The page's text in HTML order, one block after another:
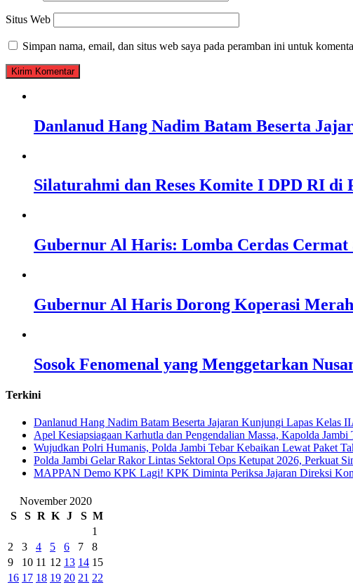
Situs Web
Simpan nama, email, dan situs web saya pada peramban ini untuk
Danlanud Hang Nadim Batam Beserta
Silaturahmi dan Reses Komite I DPD RI di
Gubernur Al Haris: Lomba Cerdas Cermat
Gubernur Al Haris Dorong Koperasi
Sosok Fenomenal yang Menggetarkan
Terkini
Danlanud Hang Nadim Batam Beserta Jajaran Kunjungi Lapas Kelas
Apel Kesiapsiagaan Karhutla dan Pengendalian Massa, Kapolda
Wujudkan Polri Humanis, Polda Jambi Tebar Kebaikan Lewat Paket
Polda Jambi Gelar Rakor Lintas Sektoral Ops Ketupat 2026, Perkuat
‎MAPPAN Demo KPK Lagi! KPK Diminta Periksa Jajaran Direksi
November 2020
S
S R K J S M
1
2
3 4 5 6 7
8
9
10 11 12 13 14 15
16 17 18 19 20 21 22